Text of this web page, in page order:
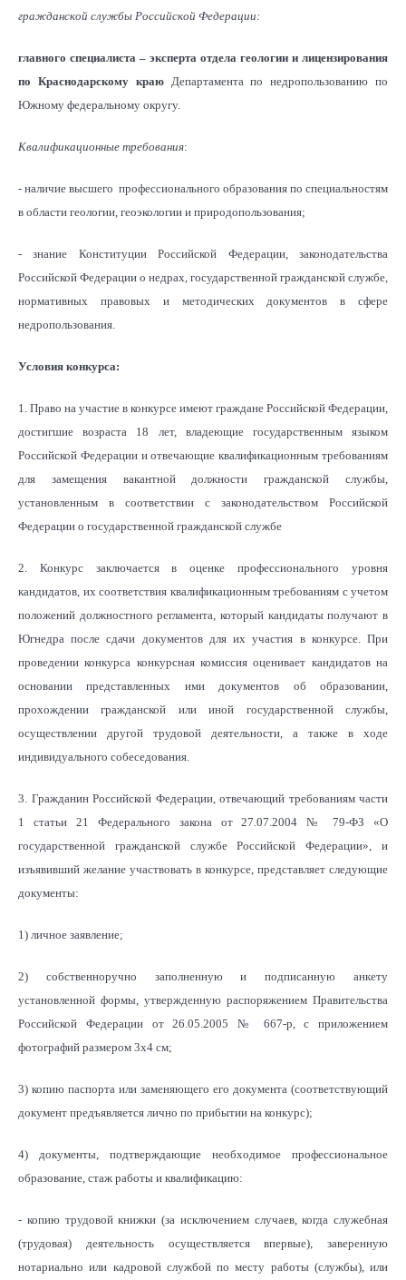
гражданской службы Российской Федерации:
главного специалиста – эксперта отдела геологии и лицензирования
по Краснодарскому краюДепартамента по недропользованию по
Южному федеральному округу.
Квалификационные требования:
- наличие высшего профессионального образования по специальностям
в области геологии, геоэкологии и природопользования;
- знание Конституции Российской Федерации, законодательства
Российской Федерации о недрах, государственной гражданской службе,
нормативных правовых и методических документов в сфере
недропользования.
Условия конкурса:
1. Право на участие в конкурсе имеют граждане Российской Федерации,
достигшие возраста 18 лет, владеющие государственным языком
Российской Федерации и отвечающие квалификационным требованиям
для замещения вакантной должности гражданской службы,
установленным в соответствии с законодательством Российской
Федерации о государственной гражданской службе
2. Конкурс заключается в оценке профессионального уровня
кандидатов, их соответствия квалификационным требованиям с учетом
положений должностного регламента, который кандидаты получают в
Югнедра после сдачи документов для их участия в конкурсе. При
проведении конкурса конкурсная комиссия оценивает кандидатов на
основании представленных ими документов об образовании,
прохождении гражданской или иной государственной службы,
осуществлении другой трудовой деятельности, а также в ходе
индивидуального собеседования.
3. Гражданин Российской Федерации, отвечающий требованиям части
1 статьи 21 Федерального закона от 27.07.2004 № 79-ФЗ «О
государственной гражданской службе Российской Федерации», и
изъявивший желание участвовать в конкурсе, представляет следующие
документы:
1) личное заявление;
2) собственноручно заполненную и подписанную анкету
установленной формы, утвержденную распоряжением Правительства
Российской Федерации от 26.05.2005 № 667-р, с приложением
фотографий размером 3х4 см;
3) копию паспорта или заменяющего его документа (соответствующий
документ предъявляется лично по прибытии на конкурс);
4) документы, подтверждающие необходимое профессиональное
образование, стаж работы и квалификацию:
- копию трудовой книжки (за исключением случаев, когда служебная
(трудовая) деятельность осуществляется впервые), заверенную
нотариально или кадровой службой по месту работы (службы), или